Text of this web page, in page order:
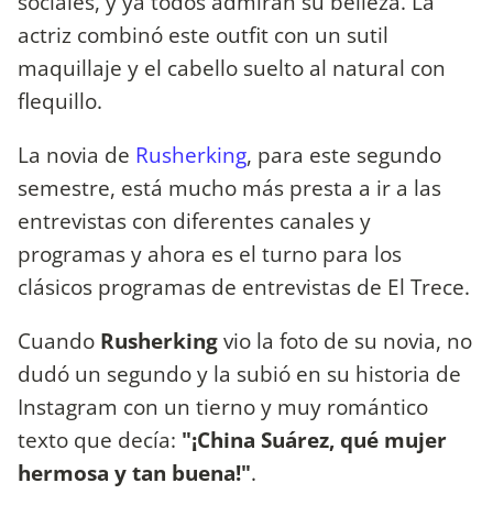
actriz combinó este outfit con un sutil
maquillaje y el cabello suelto al natural con
flequillo.
La novia de Rusherking, para este segundo
semestre, está mucho más presta a ir a las
entrevistas con diferentes canales y
programas y ahora es el turno para los
clásicos programas de entrevistas de El Trece.
Cuando Rusherkingvio la foto de su novia, no
dudó un segundo y la subió en su historia de
Instagram con un tierno y muy romántico
texto que decía: "¡China Suárez, qué mujer
hermosa y tan buena!".